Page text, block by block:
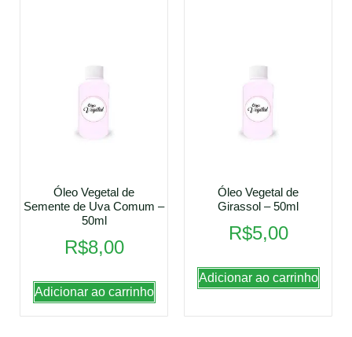
Óleo Vegetal de
Semente de Uva Comum –
50ml
R$8,00
Adicionar ao carrinho
Óleo Vegetal de
Girassol – 50ml
R$5,00
Adicionar ao carrinho